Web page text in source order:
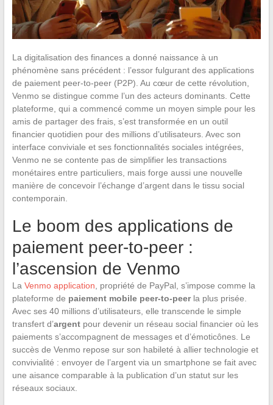
La digitalisation des finances a donné naissance à un
phénomène sans précédent : l’essor fulgurant des applications
de paiement peer-to-peer (P2P). Au cœur de cette révolution,
Venmo se distingue comme l’un des acteurs dominants. Cette
plateforme, qui a commencé comme un moyen simple pour les
amis de partager des frais, s’est transformée en un outil
financier quotidien pour des millions d’utilisateurs. Avec son
interface conviviale et ses fonctionnalités sociales intégrées,
Venmo ne se contente pas de simplifier les transactions
monétaires entre particuliers, mais forge aussi une nouvelle
manière de concevoir l’échange d’argent dans le tissu social
contemporain.
Le boom des applications de
paiement peer-to-peer :
l’ascension de Venmo
La Venmo application , propriété de PayPal, s’impose comme la
plateforme de paiement mobile peer-to-peerla plus prisée.
Avec ses 40 millions d’utilisateurs, elle transcende le simple
transfert d’argentpour devenir un réseau social financier où les
paiements s’accompagnent de messages et d’émoticônes. Le
succès de Venmo repose sur son habileté à allier technologie et
convivialité : envoyer de l’argent via un smartphone se fait avec
une aisance comparable à la publication d’un statut sur les
réseaux sociaux.